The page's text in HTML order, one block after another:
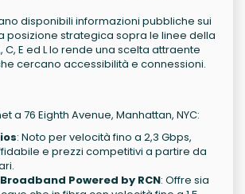
disponibili informazioni pubbliche sui
posizione strategica sopra le linee della
E ed L lo rende una scelta attraente
cercano accessibilità e connessioni.
a 76 Eighth Avenue, Manhattan, NYC:
: Noto per velocità fino a 2,3 Gbps,
e prezzi competitivi a partire da
Powered by RCN: Offre sia